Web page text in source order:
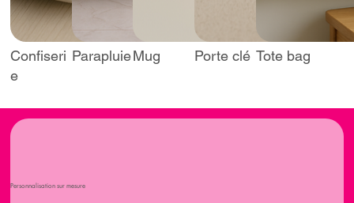
Confiseri
e
ParapluieMug Porte clé Tote bag
Personnalisation sur mesure